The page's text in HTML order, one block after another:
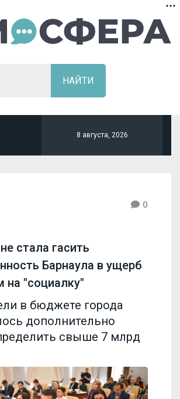
8 августа, 2026
0
стала гасить
Барнаула в ущерб
на "социалку"
в бюджете города
дополнительно
свыше 7 млрд